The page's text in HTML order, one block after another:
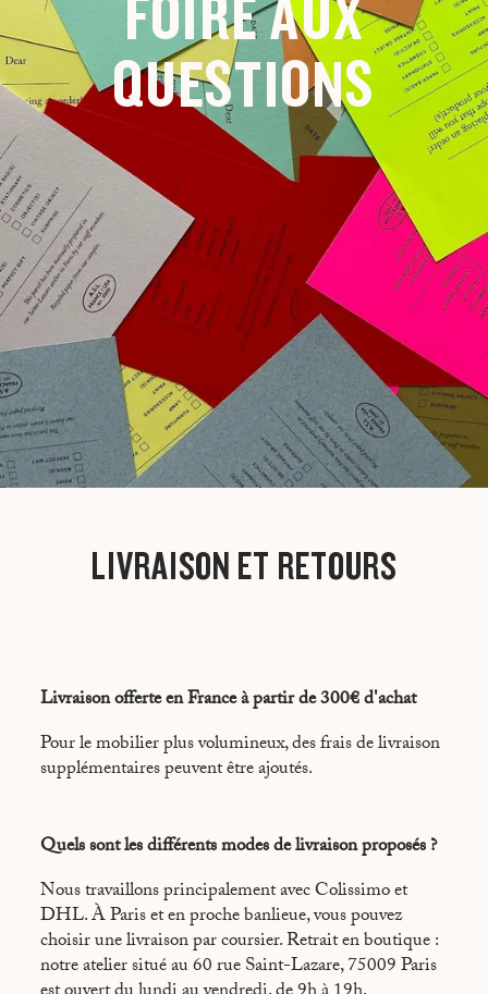
FOIRE AUX
QUESTIONS
LIVRAISON ET RETOURS
Livraison offerte en France à partir de 300€ d'achat
Pour le mobilier plus volumineux, des frais de livraison
supplémentaires peuvent être ajoutés.
Quels sont les différents modes de livraison proposés ?
Nous travaillons principalement avec Colissimo et
DHL. À Paris et en proche banlieue, vous pouvez
choisir une livraison par coursier. Retrait en boutique :
notre atelier situé au 60 rue Saint-Lazare, 75009 Paris